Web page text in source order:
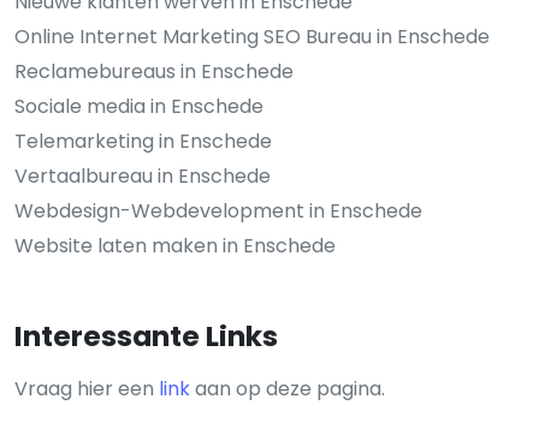
Online Internet Marketing SEO Bureau in Enschede
Reclamebureaus in Enschede
Sociale media in Enschede
Telemarketing in Enschede
Vertaalbureau in Enschede
Webdesign-Webdevelopment in Enschede
Website laten maken in Enschede
Interessante Links
Vraag hier een linkaan op deze pagina.